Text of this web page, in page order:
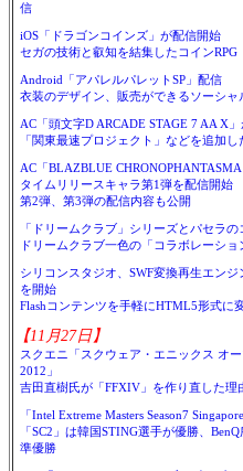
信
iOS「ドラゴンコインズ」が配信開始
セガの技術と叡知を結集したコインRPG
Android「アパレルパレットSP」配信
衣装のデザイン、販売ができるソーシャ
AC「頭文字D ARCADE STAGE 7 AA X
「関東最速プロジェクト」などを追加
AC「BLAZBLUE CHRONOPHANTASMA
タイムリリースキャラ第1弾を配信開始
第2弾、第3弾の配信内容も公開
「ドリームクラブ」シリーズとパセラ
ドリームクラブ一色の「コラボレーシ
シリコンスタジオ、SWF変換再生エン
を開始
Flashコンテンツを手軽にHTML5形式に
【11月27日】
スクエニ「スクウェア・エニックス オ
2012」
吉田直樹氏が「FFXIV」を作り直した理
「Intel Extreme Masters Season7
「SC2」は韓国STING選手が優勝、
準優勝